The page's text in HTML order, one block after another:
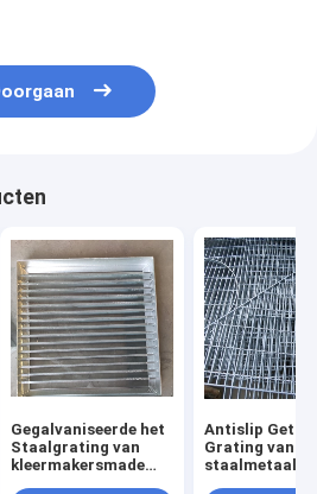
Gegalvaniseerde het
Staalgrating van
kleermakersmade
Antislip
Grating van
staalmetaal